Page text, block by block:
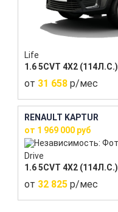
Life
1.6 5CVT 4X2 (114Л.С.)
от 31 658 р/мес
RENAULT KAPTUR
от 1 969 000 руб
Drive
1.6 5CVT 4X2 (114Л.С.)
от 32 825 р/мес